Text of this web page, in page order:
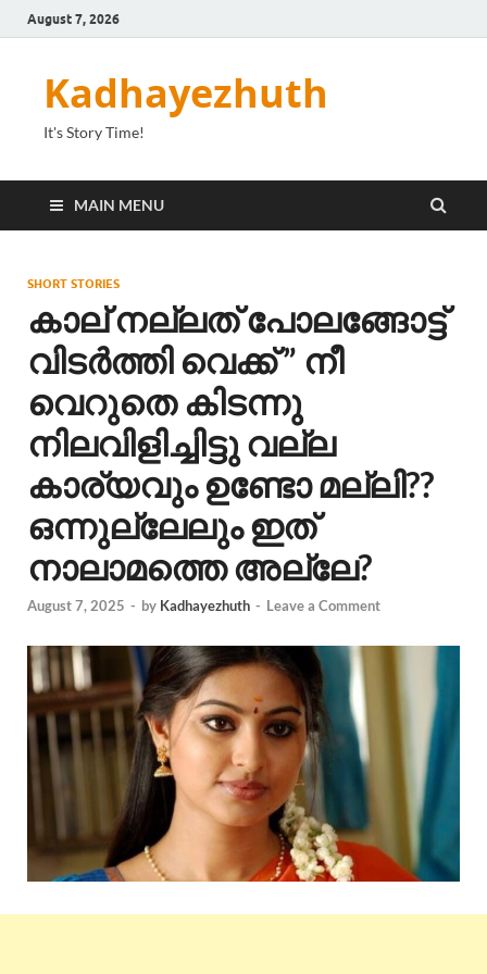
August 7, 2026
Kadhayezhuth
It's Story Time!
MAIN MENU
SHORT STORIES
കാല് നല്ലത് പോലങ്ങോട്ട്
വിടർത്തി വെക്ക് ” നീ
വെറുതെ കിടന്നു
നിലവിളിച്ചിട്ടു വല്ല
കാര്യവും ഉണ്ടോ മല്ലി??
ഒന്നുല്ലേലും ഇത്
നാലാമത്തെ അല്ലേ?
August 7, 2025 - by Kadhayezhuth - Leave a Comment